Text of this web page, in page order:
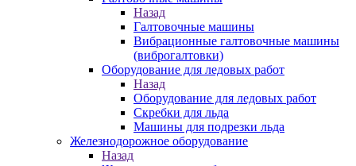
Назад
Галтовочные машины
Вибрационные галтовочные машины
(виброгалтовки)
Оборудование для ледовых работ
Назад
Оборудование для ледовых работ
Скребки для льда
Машины для подрезки льда
Железнодорожное оборудование
Назад